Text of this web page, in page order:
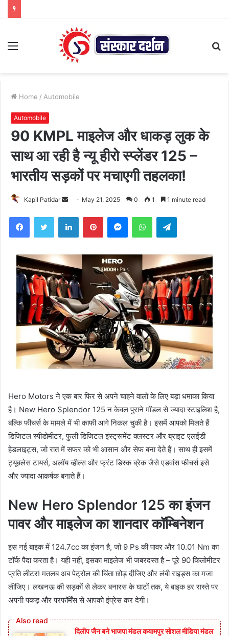
Menu
Home / Automobile
Automobile
90 KMPL माइलेज और धाकड़ लुक के
साथ आ रही है न्यू हीरो स्प्लेंडर 125 –
भारतीय सड़कों पर मचाएगी तहलका!
Kapil Patidar
Send May 21, 2025 0 1 1 minute read
FacebookTwitter LinkedInPinterestMessengerWhatsAppTelegram
Hero Motors ने एक बार फिर से अपने चाहने वालों के लिए बड़ा धमाका किया
है। New Hero Splendor 125 न केवल पुराने मॉडल से ज्यादा स्टाइलिश है,
बल्कि फीचर्स के मामले में भी काफी आगे निकल चुकी है। इसमें आपको मिलते हैं
डिजिटल स्पीडोमीटर, फुली डिजिटल इंस्ट्रूमेंट क्लस्टर और ब्राइट एलईडी
हेडलाइट्स, जो रात में सफर को भी आसान और सेफ बना देते हैं। साथ ही इसमें
ट्यूबलेस टायर्स, अलॉय व्हील्स और फ्रंट डिस्क ब्रेक जैसे एडवांस फीचर्स इसे
और ज्यादा आकर्षक बनाते हैं।
New Hero Splendor 125 का इंजन
पावर और माइलेज का शानदार कॉम्बिनेशन
इस नई बाइक में 124.7cc का इंजन है, जो 9 Ps की पावर और 10.01 Nm का
टॉर्क पैदा करता है। यही नहीं, इसका माइलेज भी जबरदस्त है – पूरे 90 किलोमीटर
प्रति लीटर! मतलब अब पेट्रोल की चिंता छोड़ दीजिए और लंबी राइड्स का मजा
लीजिए। लखनऊ की सड़कों से लेकर बनारस के घाटों तक, ये बाइक हर रास्ते पर
अपनी पकड़ और परफॉर्मेंस से आपको इंप्रेस कर देगी।
दिलीप जैन बने भाजपा मंडल कयामपुर सोशल मीडिया मंडल